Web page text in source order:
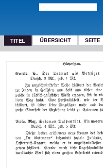
TITEL ÜBERSICHT SEITE